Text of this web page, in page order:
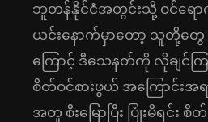
ဘူတန်နိုင်ငံအတွင်းသို့ ဝင်ရေ
ယင်းနောက်မှာတော့ သူတို့တွေ
ကြောင့် ဒီသေနတ်ကို လိုချင်
စိတ်ဝင်စားဖွယ် အကြောင်း
အတူ စီးမြောပြီး ပြုံးမိရင်း စိ